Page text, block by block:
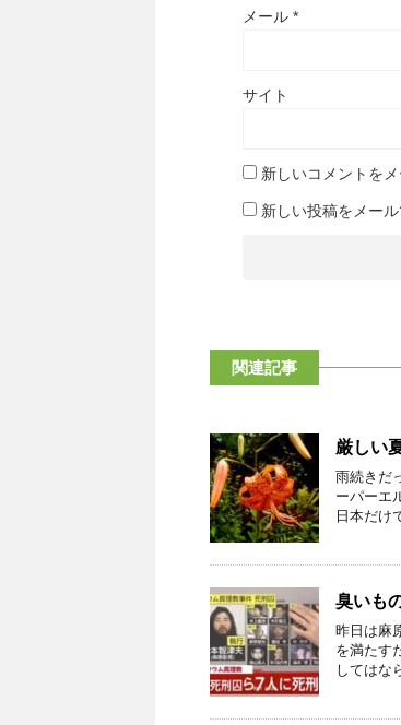
メール *
サイト
新しいコメントを
新しい投稿をメー
関連記事
厳しい
雨続きだ
ーパーエ
日本だけ
臭いも
昨日は麻
を満たす
してはな